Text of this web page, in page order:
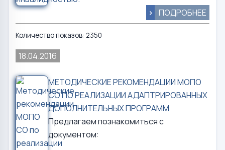
> ПОДРОБНЕЕ
Количество показов: 2350
18.04.2016
МЕТОДИЧЕСКИЕ РЕКОМЕНДАЦИИ МОПО
СО ПО РЕАЛИЗАЦИИ АДАПТРИРОВАННЫХ
ДОПОЛНИТЕЛЬНЫХ ПРОГРАММ
Предлагаем познакомиться с
документом: